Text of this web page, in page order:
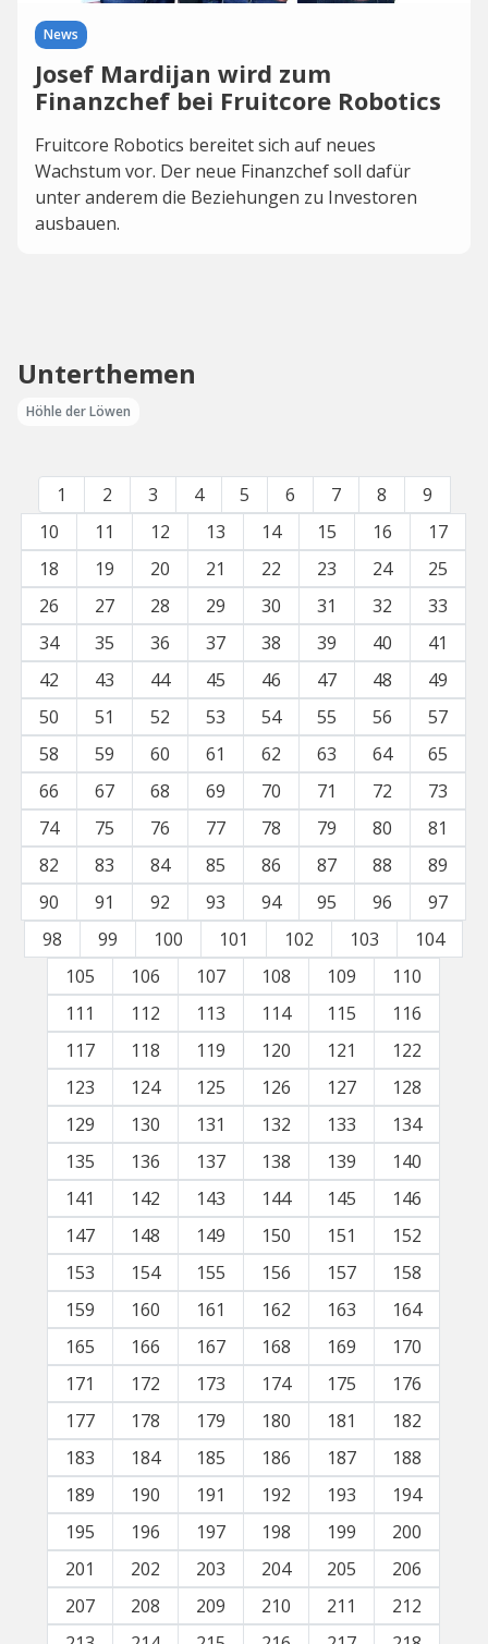
News
Josef Mardijan wird zum
Finanzchef bei Fruitcore Robotics
Fruitcore Robotics bereitet sich auf neues
Wachstum vor. Der neue Finanzchef soll dafür
unter anderem die Beziehungen zu Investoren
ausbauen.
Unterthemen
Höhle der Löwen
1 2 3 4 5 6 7 8
9
10
11 12 13 14 15 16
17
18
19 20 21 22 23 24
25
26
27 28 29 30 31 32
33
34
35 36 37 38 39 40
41
42
43 44 45 46 47 48
49
50
51 52 53 54 55 56
57
58
59 60 61 62 63 64
65
66
67 68 69 70 71 72
73
74
75 76 77 78 79 80
81
82
83 84 85 86 87 88
89
90
91 92 93 94 95 96
97
98
99 100 101 102 103
104
105
106 107 108 109
110
111
112 113 114 115
116
117
118 119 120 121
122
123
124 125 126 127
128
129
130 131 132 133
134
135
136 137 138 139
140
141
142 143 144 145
146
147
148 149 150 151
152
153
154 155 156 157
158
159
160 161 162 163
164
165
166 167 168 169
170
171
172 173 174 175
176
177
178 179 180 181
182
183
184 185 186 187
188
189
190 191 192 193
194
195
196 197 198 199
200
201
202 203 204 205
206
207
208 209 210 211
212